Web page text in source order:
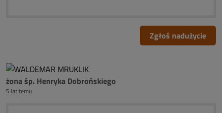
Zgłoś nadużycie
żona śp. Henryka Dobrońskiego
5 lat temu